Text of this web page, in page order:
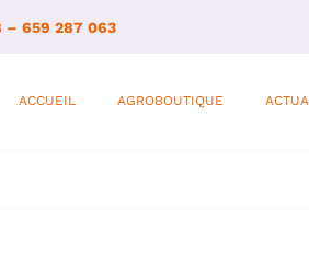
– 659 287 063
ACCUEIL AGROBOUTIQUE